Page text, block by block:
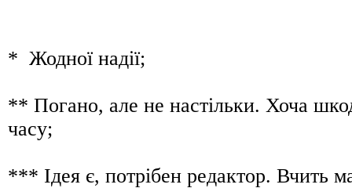
* Жодної надії;
** Погано, але не настільки. Хоча
часу;
*** Ідея є, потрібен редактор. Вчить